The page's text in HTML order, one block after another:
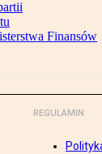
Finansów
REGULAMIN